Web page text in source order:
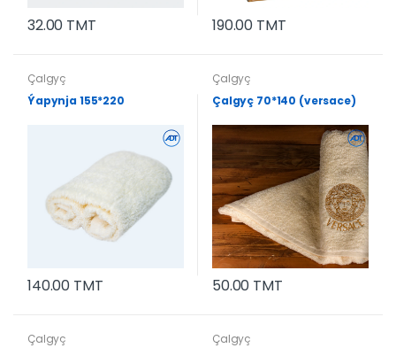
32.00 TMT 190.00 TMT
Çalgyç
Ýapynja 155*220
140.00 TMT
Çalgyç
Çalgyç 70*140 (versace)
50.00 TMT
Çalgyç
Çalgyç